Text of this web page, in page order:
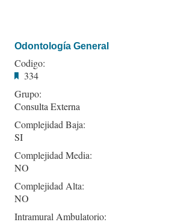
Odontología General
Codigo:
334
Grupo:
Consulta Externa
Complejidad Baja:
SI
Complejidad Media:
NO
Complejidad Alta:
NO
Intramural Ambulatorio: